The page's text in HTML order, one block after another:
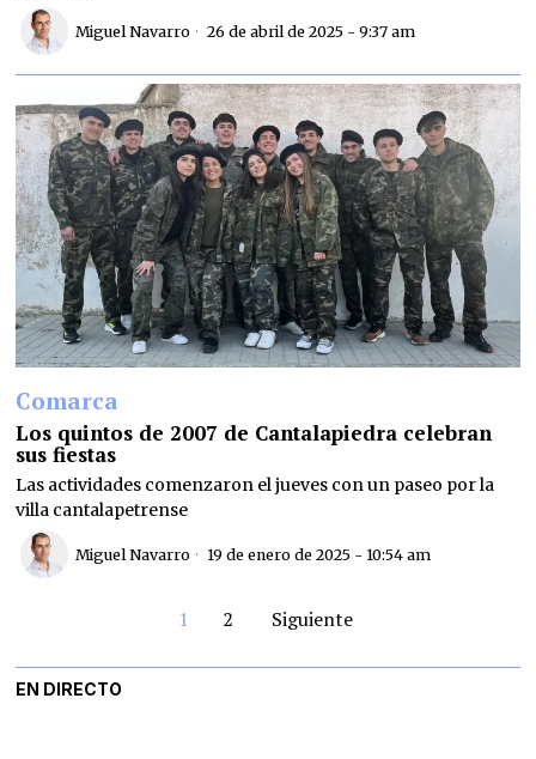
Miguel Navarro 26 de abril de 2025 - 9:37 am
Comarca
Los quintos de 2007 de Cantalapiedra celebran
sus fiestas
Las actividades comenzaron el jueves con un paseo por la
villa cantalapetrense
Miguel Navarro 19 de enero de 2025 - 10:54 am
1 2 Siguiente
EN DIRECTO